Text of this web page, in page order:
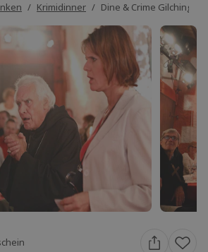
/ Krimidinner / Dine & Crime Gilching